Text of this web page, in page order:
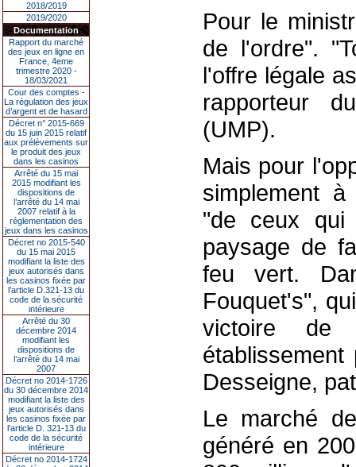
2018/2019
2019/2020
Documentation
Rapport du marché
des jeux en ligne en
France, 4eme
trimestre 2020 -
18/03/2021
Cour des comptes -
La régulation des jeux
d’argent et de hasard
Décret n° 2015-669
du 15 juin 2015 relatif
aux prélèvements sur
le produit des jeux
dans les casinos
Arrêté du 15 mai
2015 modifiant les
dispositions de
l’arrêté du 14 mai
2007 relatif à la
réglementation des
jeux dans les casinos
Décret no 2015-540
du 15 mai 2015
modifiant la liste des
jeux autorisés dans
les casinos fixée par
l’article D.321-13 du
code de la sécurité
intérieure
Arrêté du 30
décembre 2014
modifiant les
dispositions de
l’arrêté du 14 mai
2007
Décret no 2014-1726
du 30 décembre 2014
modifiant la liste des
jeux autorisés dans
les casinos fixée par
l’article D. 321-13 du
code de la sécurité
intérieure
Décret no 2014-1724
Pour le
de l'ordre".
l'offre légale
rapporteur
(UMP).
Mais pour
simplement
"de ceux
paysage de
feu vert.
Fouquet's",
victoire de
Desseigne,
Le marché
généré en